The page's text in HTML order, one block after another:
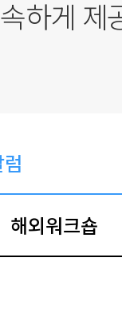
하게 제
해외워크숍